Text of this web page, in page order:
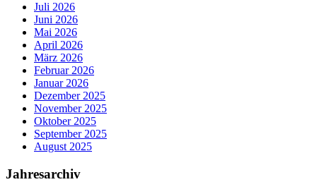
Juli 2026
Juni 2026
Mai 2026
April 2026
März 2026
Februar 2026
Januar 2026
Dezember 2025
November 2025
Oktober 2025
September 2025
August 2025
Jahresarchiv